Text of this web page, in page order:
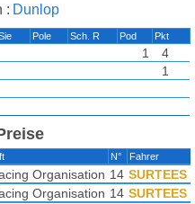
: Dunlop
Pole Sch. R Pod Pkt
1
4
1
N° Fahrer
Organisation 14 SURTEES
Organisation 14 SURTEES